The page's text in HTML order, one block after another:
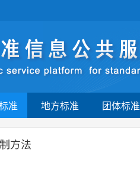
准 地方标准 团体标准
方法